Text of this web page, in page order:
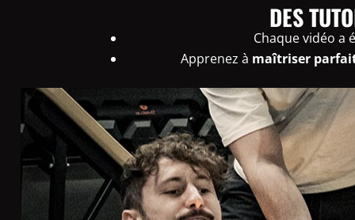
DES
Chaque vidéo a
Apprenez à maîtriser